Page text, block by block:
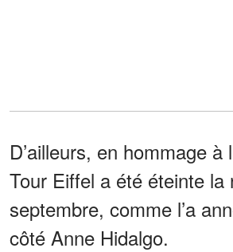
D’ailleurs, en hommage à
Tour Eiffel a été éteinte la
septembre, comme l’a
côté Anne Hidalgo.